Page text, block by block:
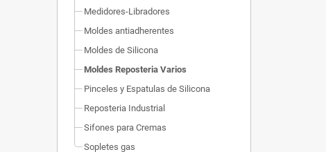
Medidores-Libradores
Moldes antiadherentes
Moldes de Silicona
Moldes Reposteria Varios
Pinceles y Espatulas de Silicona
Reposteria Industrial
Sifones para Cremas
Sopletes gas